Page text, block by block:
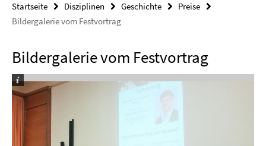
Startseite Disziplinen Geschichte
Preise
Bildergalerie vom Festvortrag
Bildergalerie vom Festvortrag